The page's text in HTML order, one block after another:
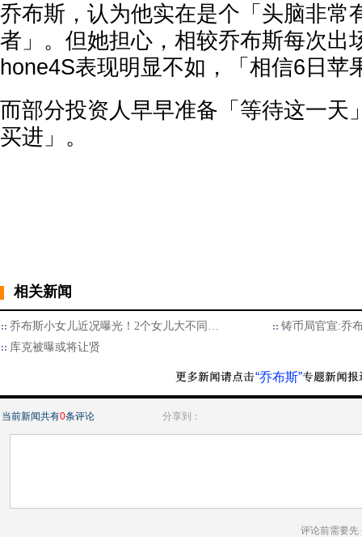
乔布斯，认为他实在是个「头脑非常
者」。但她担心，相较乔布斯每次出
hone4S表现明显不如，「相信6日苹
而部分投资人早早准备「等待这一天
买进」。
相关新闻
乔布斯小女儿近况曝光！2个女儿大不同…
铸币局官宣:乔
库克被曝或将让贤
“乔布斯”
当前新闻共有0条评论 分享到：
评论前需要先